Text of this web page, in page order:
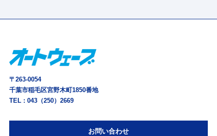
〒263-0054
千葉市稲毛区宮野木町1850番地
TEL :043（250）2669
お問い合わせ